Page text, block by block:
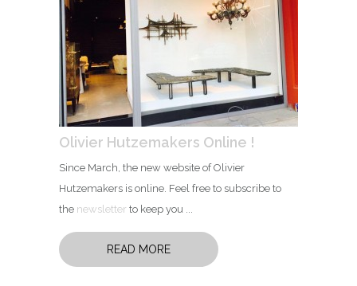
Olivier Hutzemakers Online !
Since March, the new website of Olivier
Hutzemakers is online. Feel free to subscribe to
the newsletter to keep you ...
READ MORE